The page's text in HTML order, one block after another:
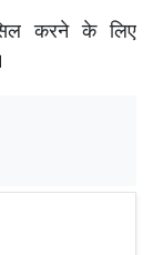
करने के लिए